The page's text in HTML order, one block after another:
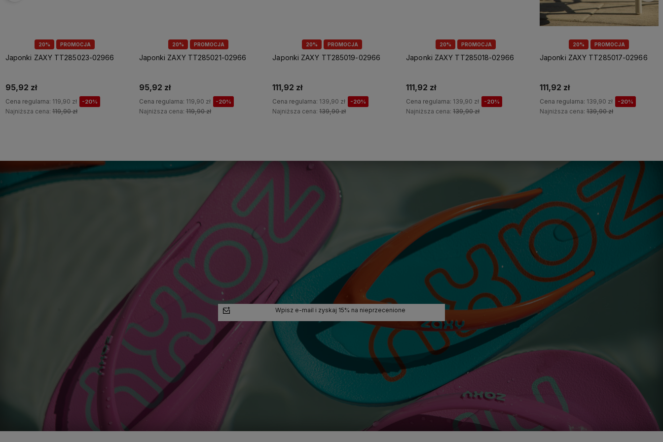
20% PROMOCJA
Japonki ZAXY TT285023-02966
95,92 zł
Cena regularna: 119,90 zł -20%
Najniższa cena: 119,90 zł
20% PROMOCJA
Japonki ZAXY TT285021-02966
95,92 zł
Cena regularna: 119,90 zł -20%
Najniższa cena:119,90 zł
20% PROMOCJA
Japonki ZAXY TT285019-02966
111,92 zł
Cena regularna: 139,90 zł -20%
Najniższa cena:139,90 zł
20% PROMOCJA
Japonki ZAXY TT285018-02966
111,92 zł
Cena regularna: 139,90 zł -20%
Najniższa cena:139,90 zł
20% PROMOCJA
Japonki ZAXY TT285017-02966
111,92 zł
Cena regularna: 139,90 zł -20%
Najniższa cena: 139,90 zł
Wpisz e-mail i zyskaj 15% na nieprzecenione